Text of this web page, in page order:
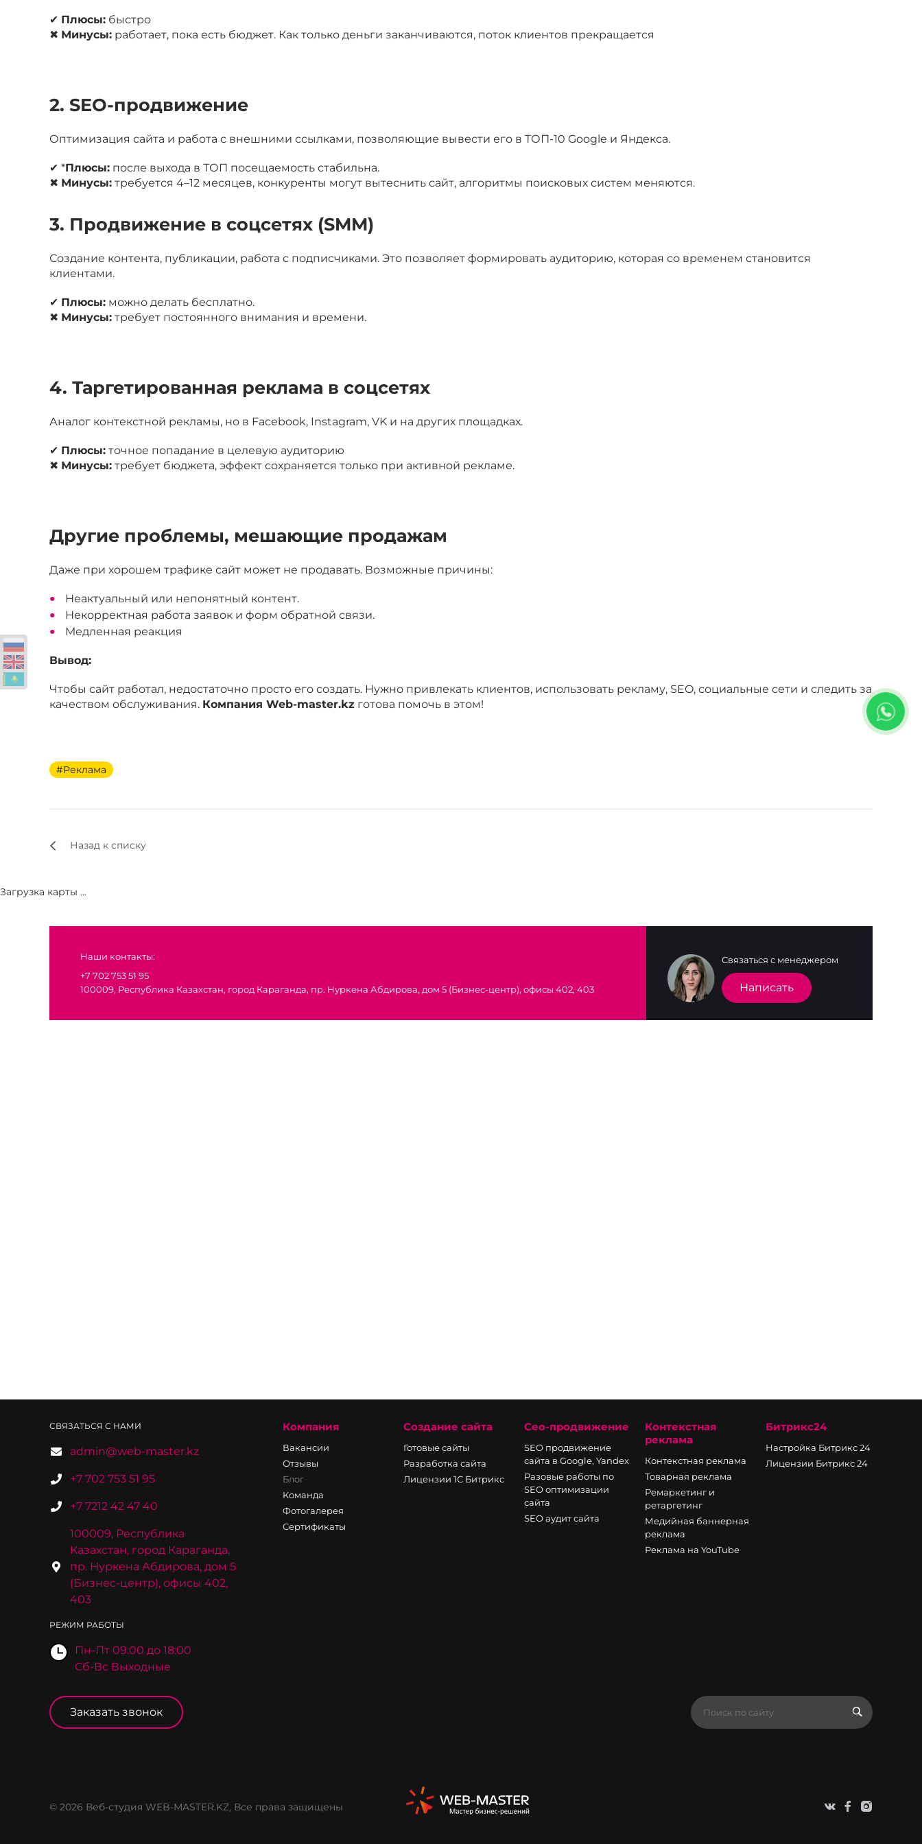
✔ Плюсы: быстро
✖ Минусы: работает, пока есть бюджет. Как только деньги заканчиваются, поток клиентов прекращается
2. SEO-продвижение
Оптимизация сайта и работа с внешними ссылками, позволяющие вывести его в ТОП-10 Google и Яндекса.
✔ *Плюсы: после выхода в ТОП посещаемость стабильна.
✖ Минусы: требуется 4–12 месяцев, конкуренты могут вытеснить сайт, алгоритмы поисковых систем меняются.
3. Продвижение в соцсетях (SMM)
Создание контента, публикации, работа с подписчиками. Это позволяет формировать аудиторию, которая со временем становится
клиентами.
✔ Плюсы: можно делать бесплатно.
✖ Минусы: требует постоянного внимания и времени.
4. Таргетированная реклама в соцсетях
Аналог контекстной рекламы, но в Facebook, Instagram, VK и на других площадках.
✔ Плюсы: точное попадание в целевую аудиторию
✖ Минусы: требует бюджета, эффект сохраняется только при активной рекламе.
Другие проблемы, мешающие продажам
Даже при хорошем трафике сайт может не продавать. Возможные причины:
Неактуальный или непонятный контент.
Некорректная работа заявок и форм обратной связи.
Медленная реакция
Вывод:
Чтобы сайт работал, недостаточно просто его создать. Нужно привлекать клиентов, использовать рекламу, SEO, социальные сети и следить за
качеством обслуживания. Компания Web-master.kz готова помочь в этом!
#Реклама
Назад к списку
Наши контакты:
+7 702 753 51 95
100009, Республика Казахстан, город Караганда, пр. Нуркена Абдирова, дом 5 (Бизнес-центр), офисы 402, 403
Связаться с менеджером
Написать
Загрузка карты ...
СВЯЗАТЬСЯ С НАМИ
admin@web-master.kz
+7 702 753 51 95
+7 7212 42 47 40
100009, Республика
Казахстан, город Караганда,
пр. Нуркена Абдирова, дом 5
(Бизнес-центр), офисы 402,
403
РЕЖИМ РАБОТЫ
Пн-Пт 09:00 до 18:00
Сб-Вс Выходные
Компания
Вакансии
Отзывы
Блог
Команда
Фотогалерея
Сертификаты
Создание сайта
Готовые сайты
Разработка сайта
Лицензии 1С Битрикс
Сео-продвижение
SEO продвижение
сайта в Google, Yandex
Разовые работы по
SEO оптимизации
сайта
SEO аудит сайта
Контекстная
реклама
Контекстная реклама
Товарная реклама
Ремаркетинг и
ретаргетинг
Медийная баннерная
реклама
Реклама на YouTube
Битрикс24
Настройка Битрикс 24
Лицензии Битрикс 24
Заказать звонок
© 2026 Веб-студия WEB-MASTER.KZ, Все права защищены